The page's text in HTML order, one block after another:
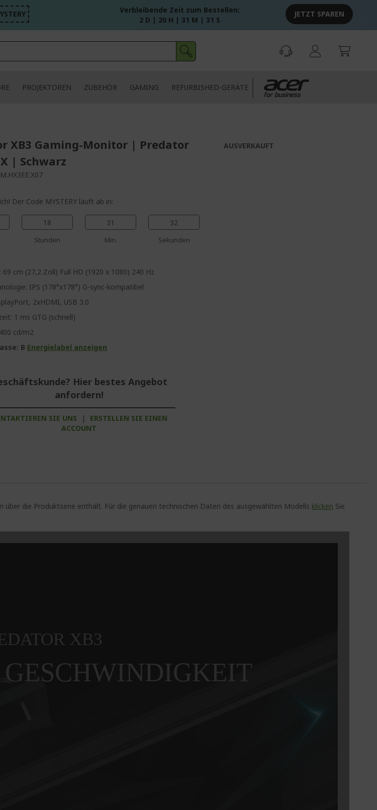
Verbleibende Zeit zum Bestellen:
2 D | 20 H | 31 M | 30 S
JETZT SPAREN
PROJEKTOREN ZUBEHÖR GAMING REFURBISHED-GERÄTE
XB3 Gaming-Monitor | Predator
| Schwarz
Der Code MYSTERY läuft ab in:
18
Stunden
31
Min.
30
Sekunden
69 cm (27,2 Zoll) Full HD (1920 x 1080) 240 Hz
IPS (178°x178°) G-sync-kompatibel
2xHDMI, USB 3.0
1 ms GTG (schnell)
cd/m2
B Energielabel anzeigen
Hier bestes Angebot
anfordern!
SIE UNS |
ERSTELLEN SIE EINEN
ACCOUNT
AUSVERKAUFT
über die Produktserie enthält. Für die genauen technischen Daten des ausgewählten Modells klicken Sie